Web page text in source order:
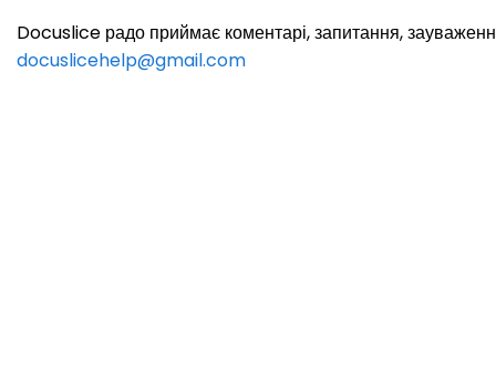
Docuslice радо приймає коментарі, запитання,
docuslicehelp@gmail.com